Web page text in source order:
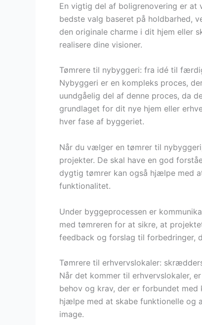
En vigtig del af boligrenovering er
bedste valg baseret på holdbarhed,
den originale charme i dit hjem eller
realisere dine visioner.
Tømrere til nybyggeri: fra idé til
Nybyggeri er en kompleks proces,
uundgåelig del af denne proces, da
grundlaget for dit nye hjem eller
hver fase af byggeriet.
Når du vælger en tømrer til
projekter. De skal have en god
dygtig tømrer kan også hjælpe med
funktionalitet.
Under byggeprocessen er
med tømreren for at sikre, at
feedback og forslag til forbedringer,
Tømrere til erhvervslokaler:
Når det kommer til erhvervslokaler,
behov og krav, der er forbundet med
hjælpe med at skabe funktionelle og
image.